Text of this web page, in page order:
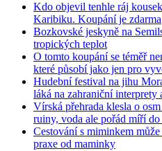
Kdo objevil tenhle ráj
Karibiku. Koupání je zdarma
Bozkovské jeskyně na
tropických teplot
O tomto koupání se téměř
které působí jako jen pro
Hudební festival na jihu
láká na zahraniční
Vírská přehrada klesla o
ruiny, voda ale pořád míří
Cestování s miminkem
praxe od maminky